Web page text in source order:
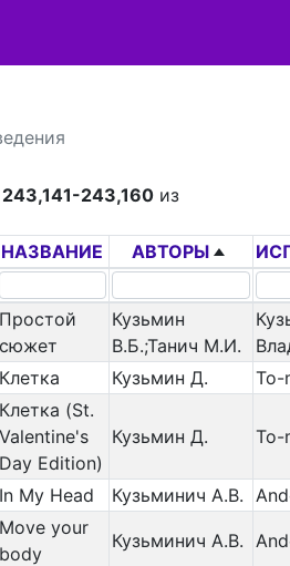
243,141-243,160из
НАЗВАНИЕ АВТОРЫ
Простой
сюжет
Кузьмин
В.Б.;Танич М.И.
Клетка Кузьмин Д. To-
Клетка (St.
Valentine's
Day Edition)
Кузьмин Д. To-
In My Head Кузьминич А.В.
Move your
body
Кузьминич А.В.